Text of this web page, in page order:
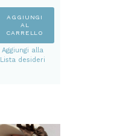
AGGIUNGI
AL
CARRELLO
Aggiungi alla
Lista desideri